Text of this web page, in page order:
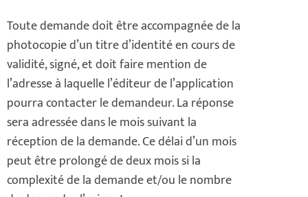
Toute demande doit être accompagnée de la
photocopie d’un titre d’identité en cours de
validité, signé, et doit faire mention de
l’adresse à laquelle l’éditeur de l’application
pourra contacter le demandeur. La réponse
sera adressée dans le mois suivant la
réception de la demande. Ce délai d’un mois
peut être prolongé de deux mois si la
complexité de la demande et/ou le nombre